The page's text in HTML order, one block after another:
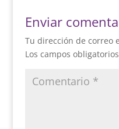
Enviar
Tu dirección de correo
Los campos